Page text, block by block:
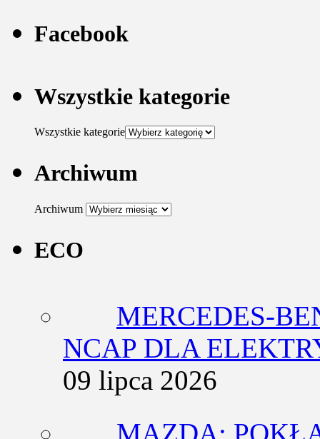
Facebook
Wszystkie kategorie
Wszystkie kategorie
Archiwum
Archiwum
ECO
MERCEDES-
NCAP DLA
09 lipca 2026
MAZDA: